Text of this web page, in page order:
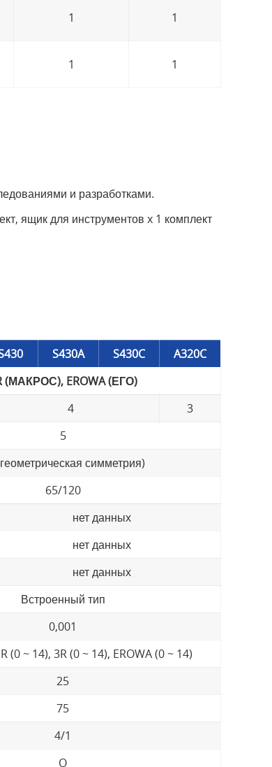
1 1
1 1
и разработками.
ящик для инструментов x 1 комплект
S430A S430C
A320C
(МАКРОС), EROWA (ЕГО)
4
3
5
симметрия)
65/120
нет данных
нет данных
нет данных
Встроенный тип
0,001
(0 ~ 14), 3R (0 ~ 14), EROWA (0 ~ 14)
25
75
4/1
O